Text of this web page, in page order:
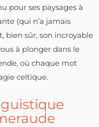
pour ses paysages à
(qui n’a jamais
bien sûr, son incroyable
à plonger dans le
où chaque mot
celtique.